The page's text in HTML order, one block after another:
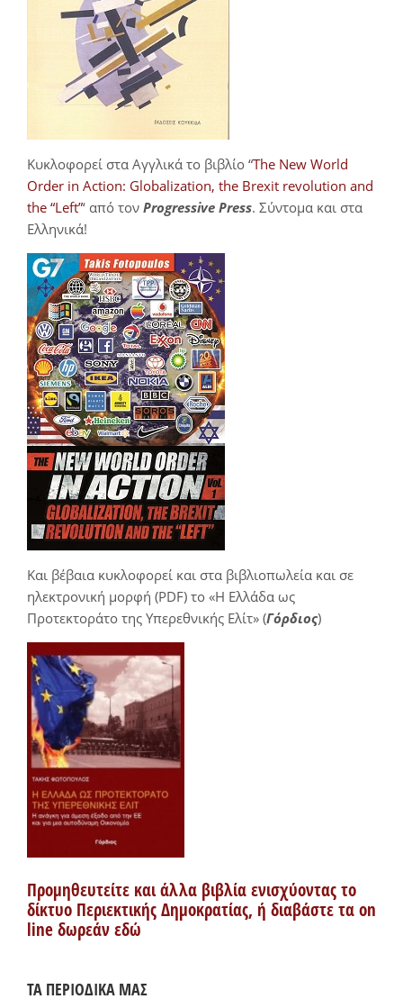
Κυκλοφορεί στα Αγγλικά το βιβλίο “The New World
Order in Action: Globalization, the Brexit revolution and
the “Left”‘ από τον Progressive Press. Σύντομα και στα
Ελληνικά!
Και βέβαια κυκλοφορεί και στα βιβλιοπωλεία και σε
ηλεκτρονική μορφή (PDF) το «Η Ελλάδα ως
Προτεκτοράτο της Υπερεθνικής Ελίτ» (Γόρδιος)
Προμηθευτείτε και άλλα βιβλία ενισχύοντας το
δίκτυο Περιεκτικής Δημοκρατίας, ή διαβάστε τα on
line δωρεάν εδώ
ΤΑ ΠΕΡΙΟΔΙΚΑ ΜΑΣ